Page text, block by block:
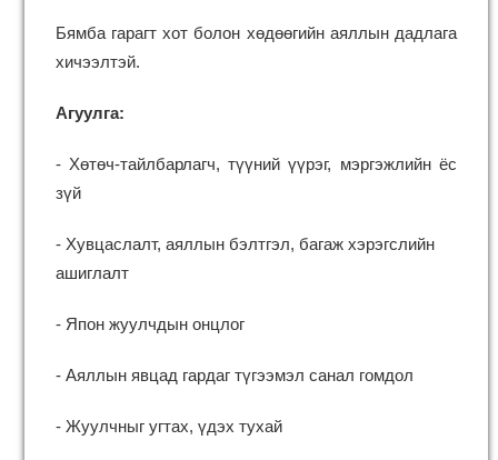
Бямба гарагт хот болон хөдөөгийн аяллын дадлага
хичээлтэй.
Агуулга:
- Хөтөч-тайлбарлагч, түүний үүрэг, мэргэжлийн ёс
зүй
- Хувцаслалт, аяллын бэлтгэл, багаж хэрэгслийн
ашиглалт
- Япон жуулчдын онцлог
- Аяллын явцад гардаг түгээмэл санал гомдол
- Жуулчныг угтах, үдэх тухай